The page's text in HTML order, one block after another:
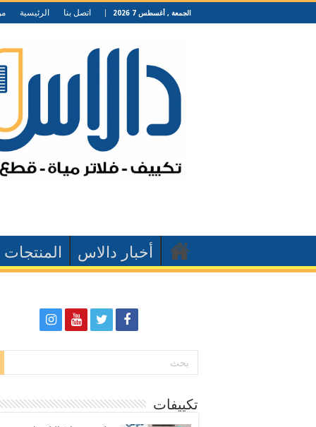
الجمعة , أغسطس 7 2026 اتصل بنا الرئيسية
أخبار دالاس المنتجات
تكييفات